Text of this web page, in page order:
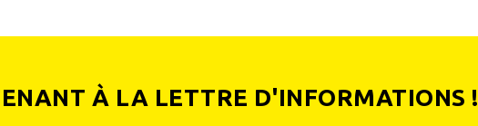
À LA LETTRE D'INFORMATIONS !